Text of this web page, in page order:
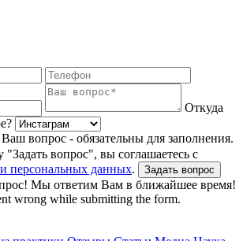
Откуда
вопрос - обязательны для заполнения.
вопрос", вы соглашаетесь с
персональных данных.
Мы ответим Вам в ближайшее время!
wrong while submitting the form.